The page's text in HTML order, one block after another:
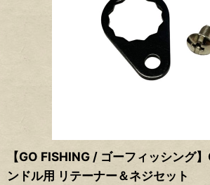
【GO FISHING / ゴーフィッシング
ンドル用 リテーナー＆ネジセット